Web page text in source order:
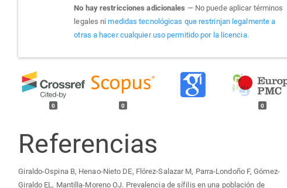
No hay restricciones adicionales — No puede aplicar términos
legales nimedidas tecnológicas que restrinjan legalmente a
otras a hacer cualquier uso permitido por la licencia.
0 0 0
Referencias
Giraldo-Ospina B, Henao-Nieto DE, Flórez-Salazar M, Parra-Londoño F, Gómez-
Giraldo EL, Mantilla-Moreno OJ. Prevalencia de sífilis en una población de